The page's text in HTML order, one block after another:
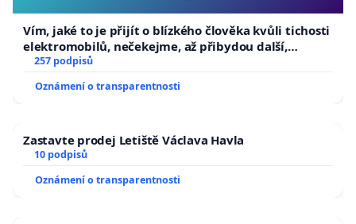
Vím, jaké to je přijít o blízkého člověka kvůli tichosti
elektromobilů, nečekejme, až přibydou další,
zaveďme slyšitelná auta!
257 podpisů
Oznámení o transparentnosti
Zastavte prodej Letiště Václava Havla
10 podpisů
Oznámení o transparentnosti